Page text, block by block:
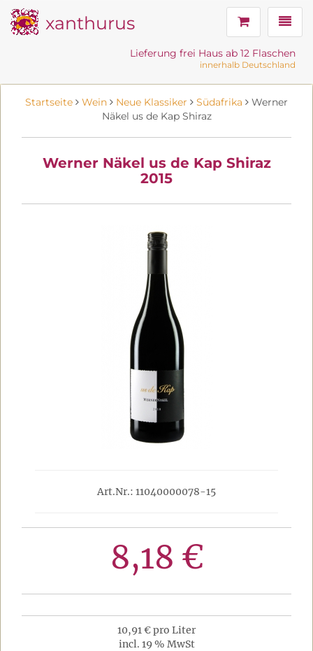
xanthurus
Lieferung frei Haus ab 12 Flaschen
innerhalb Deutschland
Startseite Wein Neue Klassiker Südafrika
Werner
Näkel us de Kap Shiraz
Werner Näkel us de Kap Shiraz
2015
Art.Nr.: 11040000078-15
8,18 €
10,91 € pro Liter
incl. 19 % MwSt